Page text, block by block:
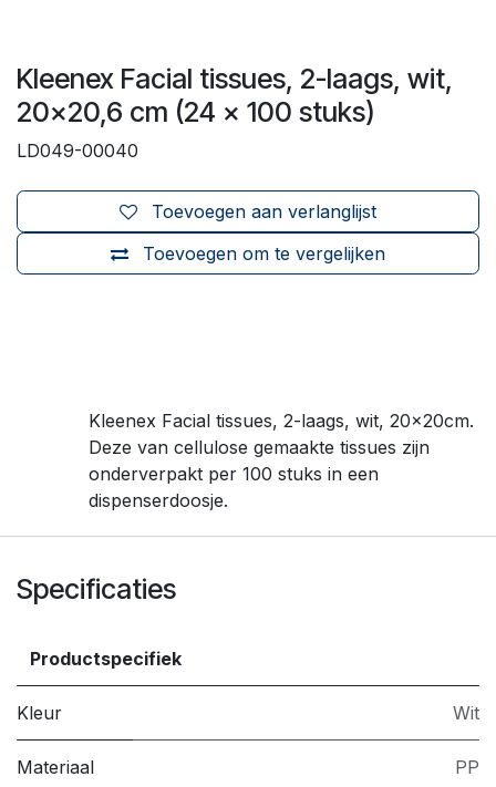
Kleenex Facial tissues, 2-laags, wit,
20x20,6 cm (24 x 100 stuks)
LD049-00040
Toevoegen om te vergelijken
Toevoegen aan verlanglijst
Kleenex Facial tissues, 2-laags, wit, 20x20cm.
Deze van cellulose gemaakte tissues zijn
onderverpakt per 100 stuks in een
dispenserdoosje.
Specificaties
Productspecifiek
Kleur Wit
Materiaal PP